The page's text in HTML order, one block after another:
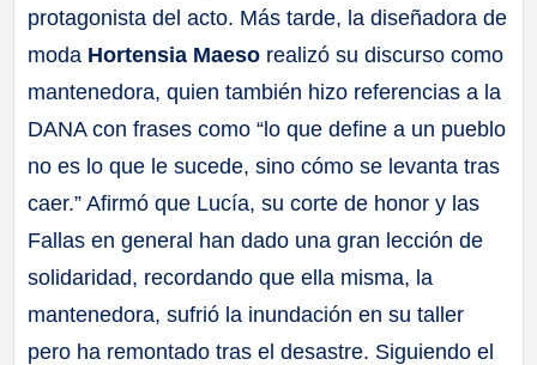
protagonista del acto. Más tarde, la diseñadora de
moda Hortensia Maeso realizó su discurso como
mantenedora, quien también hizo referencias a la
DANA con frases como “lo que define a un pueblo
no es lo que le sucede, sino cómo se levanta tras
caer.” Afirmó que Lucía, su corte de honor y las
Fallas en general han dado una gran lección de
solidaridad, recordando que ella misma, la
mantenedora, sufrió la inundación en su taller
pero ha remontado tras el desastre. Siguiendo el